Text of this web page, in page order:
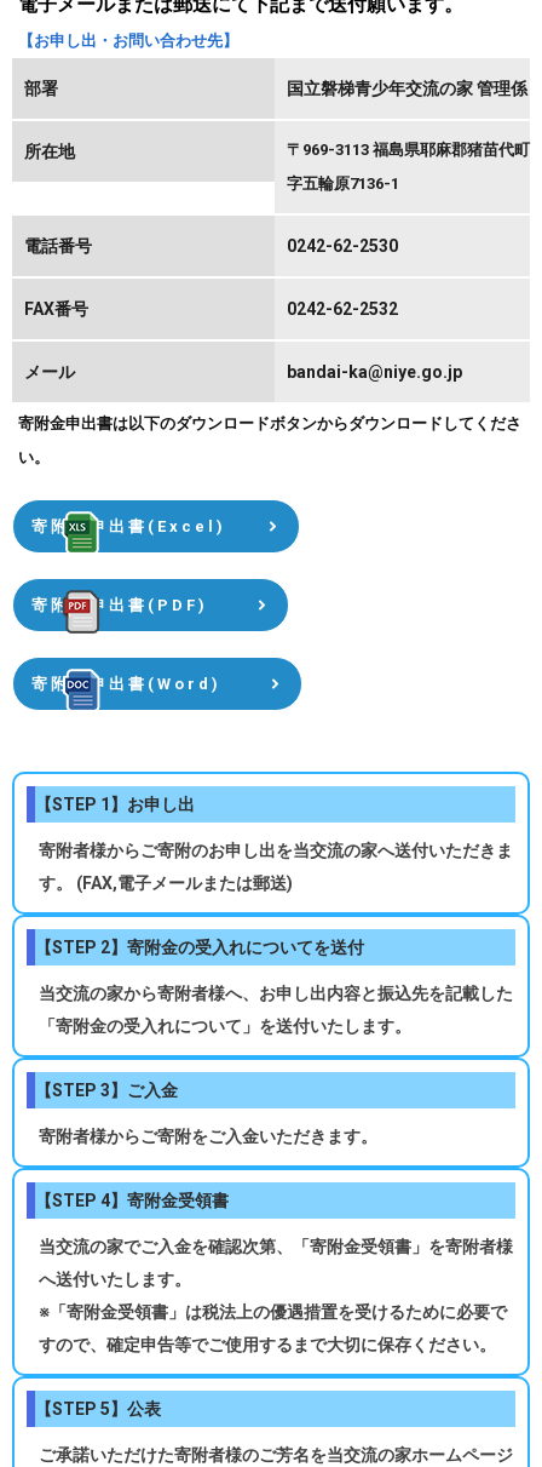
【お申し出・お問い合わせ先】
部署 国立磐梯青少年交流の家 管理係
所在地
〒969-3113 福島県耶麻郡猪苗代町
字五輪原7136-1
電話番号 0242-62-2530
FAX番号 0242-62-2532
メール bandai-ka@niye.go.jp
寄附金申出書は以下のダウンロードボタンからダウンロードしてくださ
い。
寄附金申出書(Excel)
寄附金申出書(PDF)
寄附金申出書(Word)
【STEP 1】お申し出
寄附者様からご寄附のお申し出を当交流の家へ送付いただきま
す。 (FAX,電子メールまたは郵送)
【STEP 2】寄附金の受入れについてを送付
当交流の家から寄附者様へ、お申し出内容と振込先を記載した
「寄附金の受入れについて」を送付いたします。
【STEP 3】ご入金
寄附者様からご寄附をご入金いただきます。
【STEP 4】寄附金受領書
当交流の家でご入金を確認次第、「寄附金受領書」を寄附者様
へ送付いたします。
※「寄附金受領書」は税法上の優遇措置を受けるために必要で
すので、確定申告等でご使用するまで大切に保存ください。
【STEP 5】公表
ご承諾いただけた寄附者様のご芳名を当交流の家ホームページ